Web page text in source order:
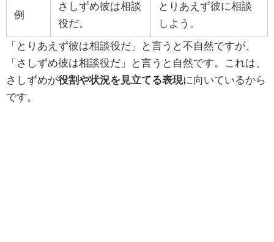
例
さしずめ彼は相談
役だ。
とりあえず彼に相談
しよう。
「とりあえず彼は相談役だ」と言うと不自然ですが、
「さしずめ彼は相談役だ」と言うと自然です。これは、
さしずめが役割や状況を見立てる表現に向いているから
です。